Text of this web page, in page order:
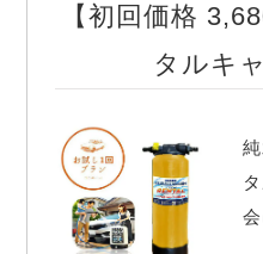
【初回価格
タルキ